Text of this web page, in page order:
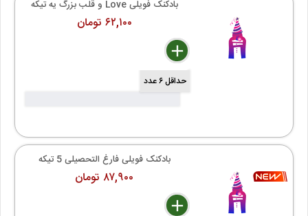
بادکنک فویلی Love و قلب بزرگ یه تیکه
۶۲,۱۰۰ تومان
delete
remove
add
حداقل ۶ عدد
بادکنک فویلی فارغ التحصیلی 5 تیکه
۸۷,۹۰۰ تومان
delete
remove
add